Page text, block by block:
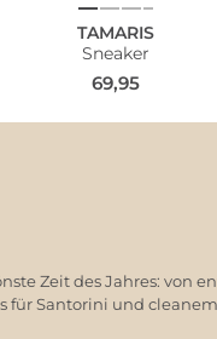
TAMARIS
Sneaker
69,95
Zeit des Jahres: von
Santorini und